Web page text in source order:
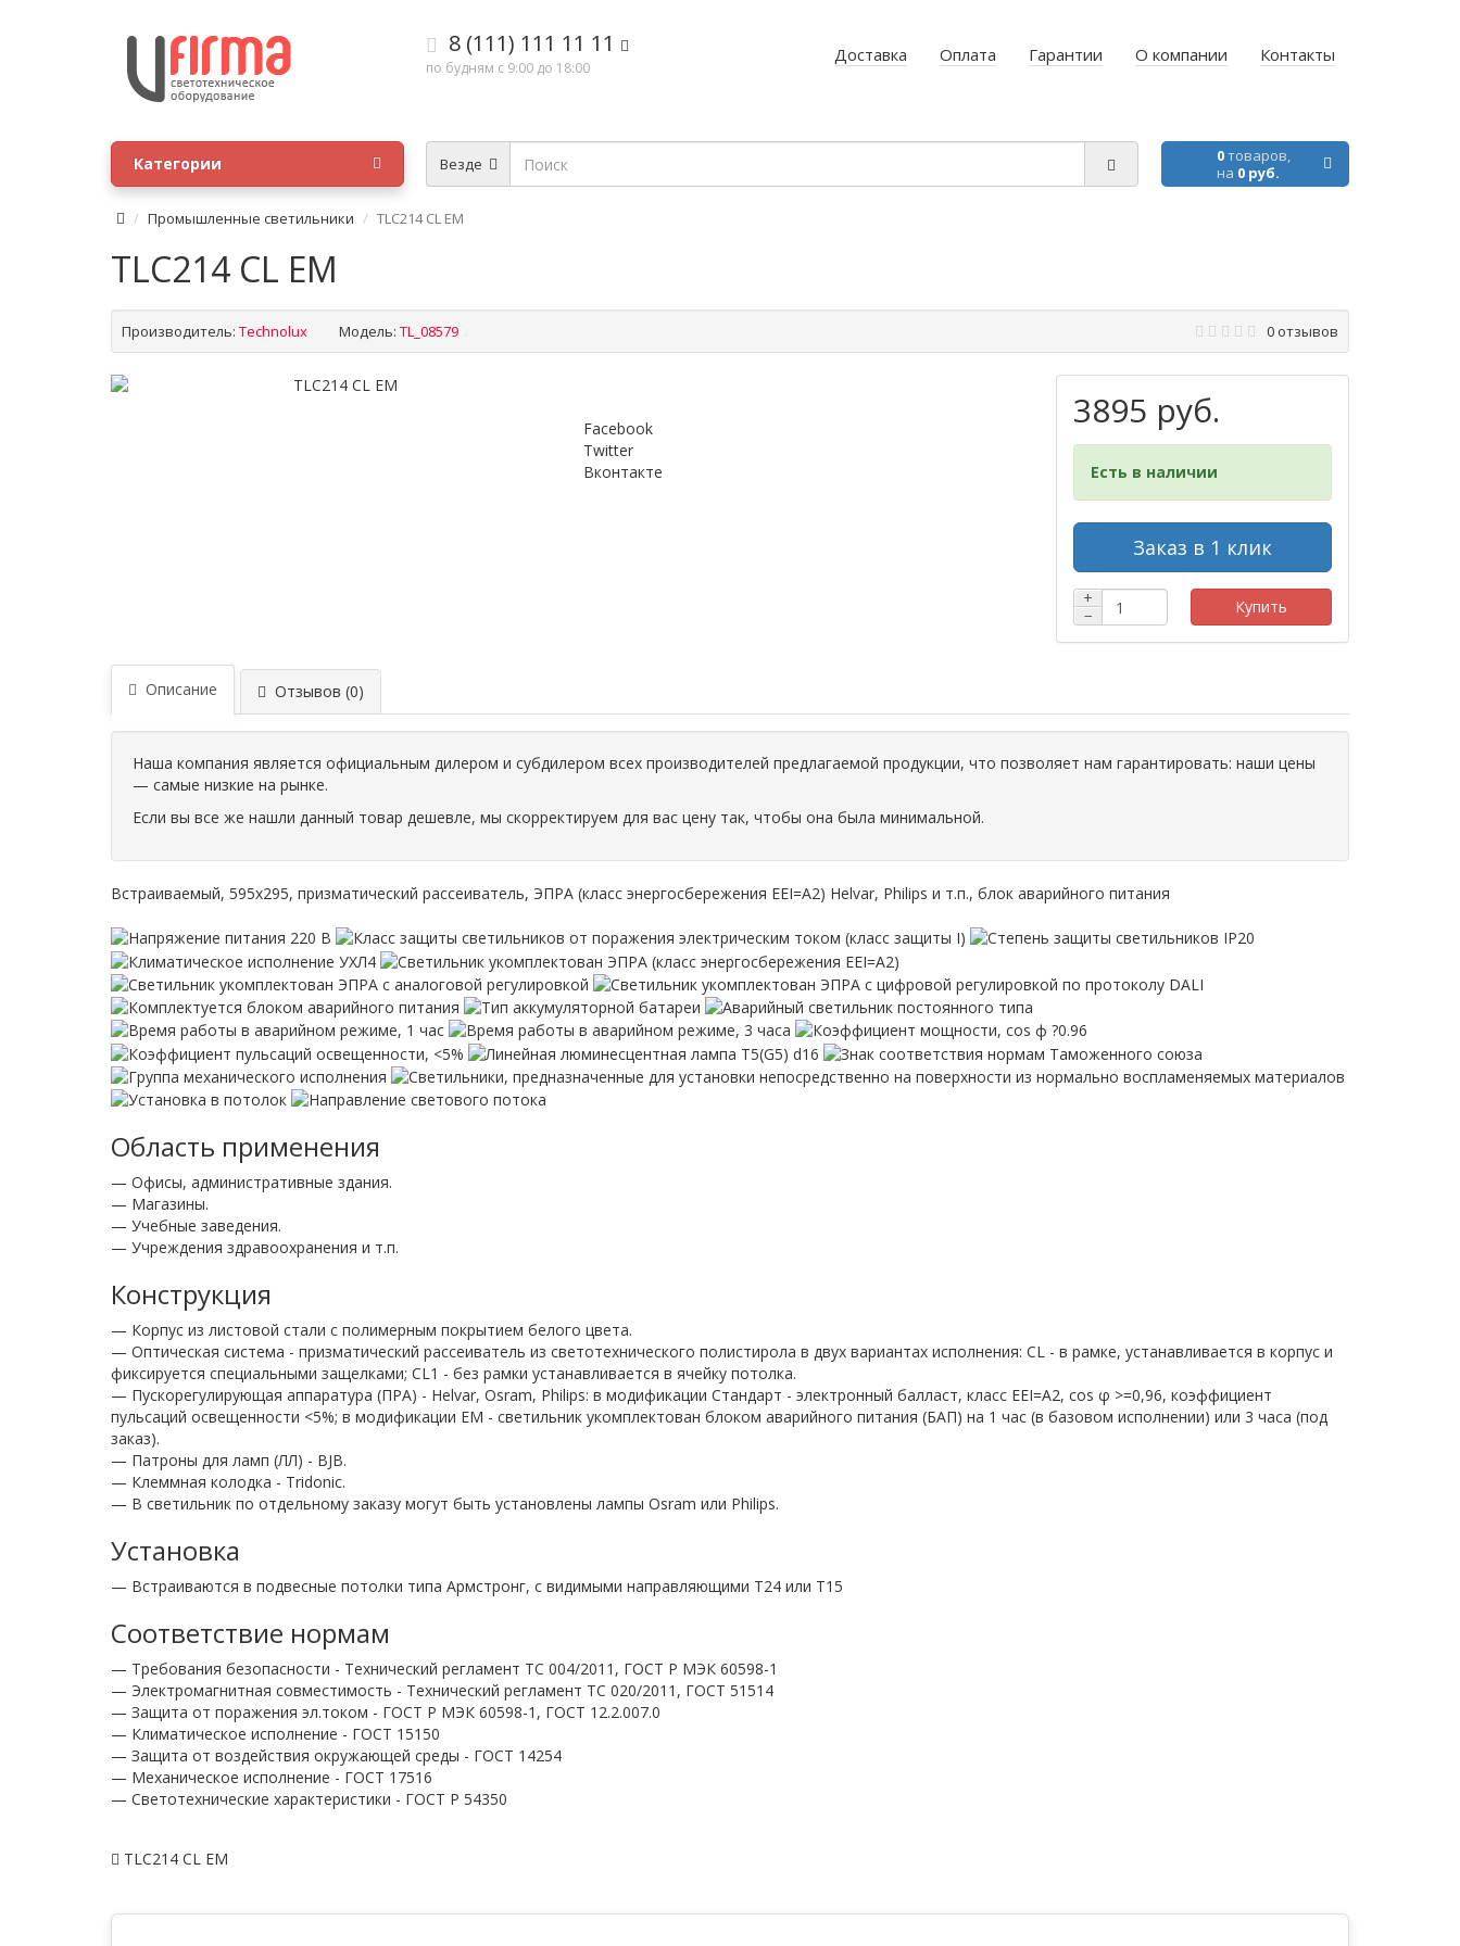
8 (111) 111 11 11
по будням с 9:00 до 18:00
Доставка Оплата Гарантии О компании Контакты
Везде 0товаров,
на 0 руб.
Категории
Промышленные светильники TLC214 CL EM
TLC214 CL EM
Производитель: Technolux Модель: TL_08579 0 отзывов
Facebook
Twitter
Вконтакте
3895 руб.
Есть в наличии
Заказ в 1 клик
+
−
Купить
Описание Отзывов (0)
Наша компания является официальным дилером и субдилером всех производителей предлагаемой продукции, что позволяет нам гарантировать: наши цены
— самые низкие на рынке.
Если вы все же нашли данный товар дешевле, мы скорректируем для вас цену так, чтобы она была минимальной.
Встраиваемый, 595х295, призматический рассеиватель, ЭПРА (класс энергосбережения EEI=A2) Helvar, Philips и т.п., блок аварийного питания
Область применения
— Офисы, административные здания.
— Магазины.
— Учебные заведения.
— Учреждения здравоохранения и т.п.
Конструкция
— Корпус из листовой стали с полимерным покрытием белого цвета.
— Оптическая система - призматический рассеиватель из светотехнического полистирола в двух вариантах исполнения: CL - в рамке, устанавливается в корпус и
фиксируется специальными защелками; CL1 - без рамки устанавливается в ячейку потолка.
— Пускорегулирующая аппаратура (ПРА) - Helvar, Osram, Philips: в модификации Стандарт - электронный балласт, класс EEI=A2, cos φ >=0,96, коэффициент
пульсаций освещенности <5%; в модификации EM - светильник укомплектован блоком аварийного питания (БАП) на 1 час (в базовом исполнении) или 3 часа (под
заказ).
— Патроны для ламп (ЛЛ) - BJB.
— Клеммная колодка - Tridonic.
— В светильник по отдельному заказу могут быть установлены лампы Osram или Philips.
Установка
— Встраиваются в подвесные потолки типа Армстронг, с видимыми направляющими T24 или Т15
Соответствие нормам
— Требования безопасности - Технический регламент ТС 004/2011, ГОСТ Р МЭК 60598-1
— Электромагнитная совместимость - Технический регламент ТС 020/2011, ГОСТ 51514
— Защита от поражения эл.током - ГОСТ Р МЭК 60598-1, ГОСТ 12.2.007.0
— Климатическое исполнение - ГОСТ 15150
— Защита от воздействия окружающей среды - ГОСТ 14254
— Механическое исполнение - ГОСТ 17516
— Светотехнические характеристики - ГОСТ P 54350
TLC214 CL EM